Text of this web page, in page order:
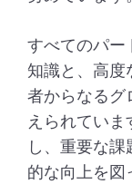
すべてのパー
知識と、高度
者からなるグ
えられてい
し、重要な
的な向上を図